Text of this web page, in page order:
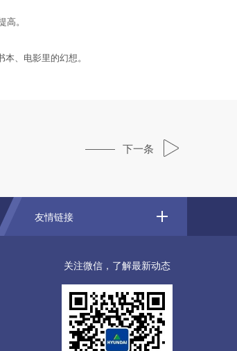
。
、电影里的幻想。
下一条
友情链接
关注微信，了解最新动态